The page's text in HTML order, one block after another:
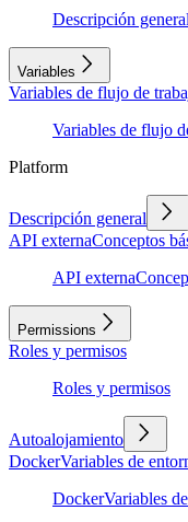
Descripción general
Variables
Variables de flujo de
Variables de flujo
Platform
Descripción general
API externaConceptos
API externa
Permissions
Roles y permisos
Roles y permisos
Autoalojamiento
DockerVariables de
DockerVariables